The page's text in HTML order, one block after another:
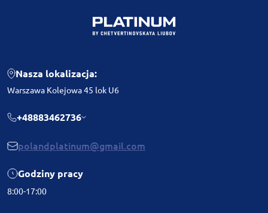
Nasza lokalizacja:
Warszawa Kolejowa 45 lok U6
+48883462736
polandplatinum@gmail.com
Godziny pracy
8:00-17:00